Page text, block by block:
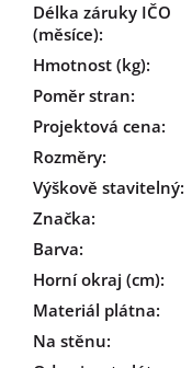
Délka záruky IČO
(měsíce):
Hmotnost (kg):
Poměr stran:
Projektová cena:
Rozměry:
Výškově stavitelný:
Značka:
Barva:
Horní okraj (cm):
Materiál plátna:
Na stěnu: